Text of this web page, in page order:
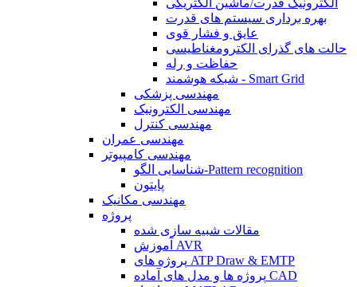
بهره برداری سیستم های قدرت
عایق و فشار قوی
حالت های گذرای الکترومغناطیسی
حفاظت و رله
شبکه هوشمند - Smart Grid
مهندسی پزشکی
مهندسی الکترونیک
مهندسی کنترل
مهندسی عمران
مهندسی کامپیوتر
شناسایی الگو-Pattern recognition
پایتون
مهندسی مکانیک
پروژه
مقالات شبیه سازی شده
آموزش AVR
پروژه های ATP Draw & EMTP
پروژه ها و مدل های آماده CAD